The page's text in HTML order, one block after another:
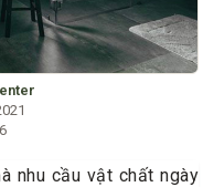
nhu cầu vật chất ngày